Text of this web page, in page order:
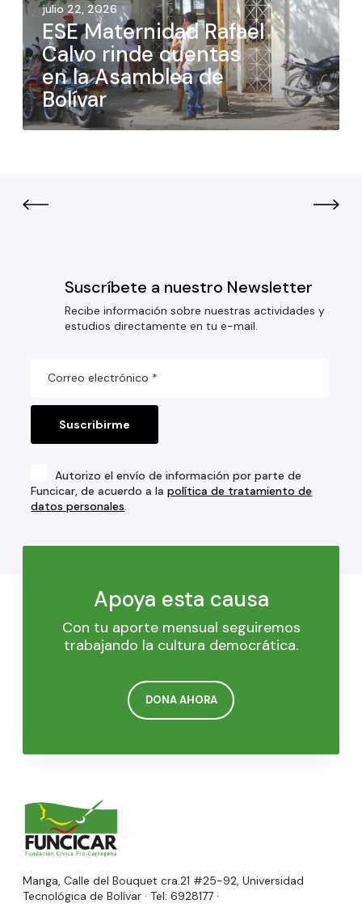
julio 22, 2026
ESE Maternidad Rafael
Calvo rinde cuentas
en la Asamblea de
Bolívar
Suscríbete a nuestro Newsletter
Recibe información sobre nuestras actividades y
estudios directamente en tu e-mail.
Autorizo el envío de información por parte de
Funcicar, de acuerdo a lapolítica de tratamiento de
datos personales.
Apoya esta causa
Con tu aporte mensual seguiremos
trabajando la cultura democrática.
DONA AHORA
Manga, Calle del Bouquet cra.21 #25-92, Universidad
Tecnológica de Bolívar · Tel: 6928177 ·